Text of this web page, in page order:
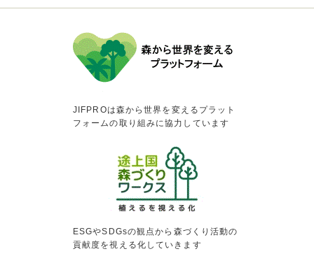
JIFPROは森から世界を変えるプラット
フォームの取り組みに協力しています
ESGやSDGsの観点から森づくり活動の
貢献度を視える化していきます